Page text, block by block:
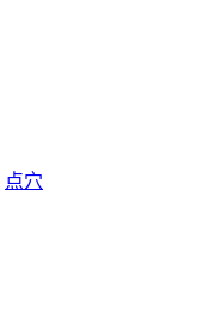
点穴